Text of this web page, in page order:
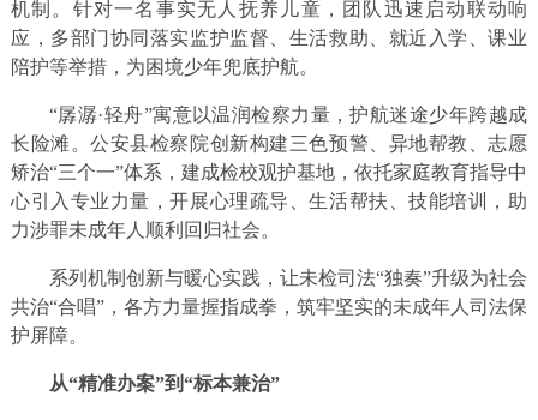
机制。针对一名事实无人抚养儿童，团队迅速启动联动响
应，多部门协同落实监护监督、生活救助、就近入学、课业
陪护等举措，为困境少年兜底护航。
“孱潺·轻舟”寓意以温润检察力量，护航迷途少年跨越成
长险滩。公安县检察院创新构建三色预警、异地帮教、志愿
矫治“三个一”体系，建成检校观护基地，依托家庭教育指导中
心引入专业力量，开展心理疏导、生活帮扶、技能培训，助
力涉罪未成年人顺利回归社会。
系列机制创新与暖心实践，让未检司法“独奏”升级为社会
共治“合唱”，各方力量握指成拳，筑牢坚实的未成年人司法保
护屏障。
从“精准办案”到“标本兼治”